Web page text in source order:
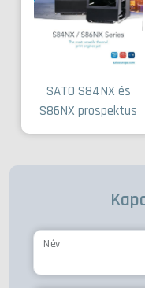
Név
SATO S84NX és
S86NX prospektus